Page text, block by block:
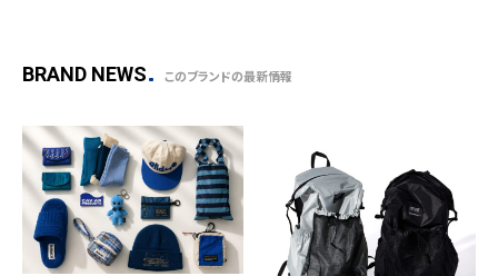
BRAND NEWS このブランドの最新情報